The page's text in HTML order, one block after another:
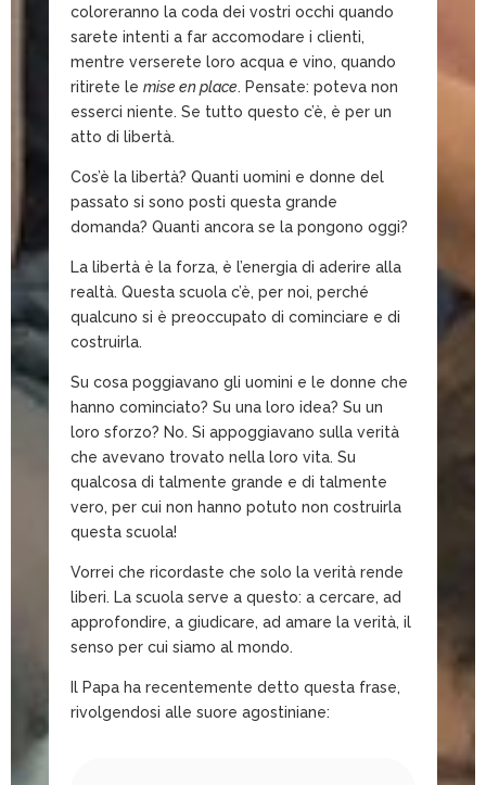
coloreranno la coda dei vostri occhi quando
sarete intenti a far accomodare i clienti,
mentre verserete loro acqua e vino, quando
ritirete le mise en place. Pensate: poteva non
esserci niente. Se tutto questo c’è, è per un
atto di libertà.
Cos’è la libertà? Quanti uomini e donne del
passato si sono posti questa grande
domanda? Quanti ancora se la pongono oggi?
La libertà è la forza, è l’energia di aderire alla
realtà. Questa scuola c’è, per noi, perché
qualcuno si è preoccupato di cominciare e di
costruirla.
Su cosa poggiavano gli uomini e le donne che
hanno cominciato? Su una loro idea? Su un
loro sforzo? No. Si appoggiavano sulla verità
che avevano trovato nella loro vita. Su
qualcosa di talmente grande e di talmente
vero, per cui non hanno potuto non costruirla
questa scuola!
Vorrei che ricordaste che solo la verità rende
liberi. La scuola serve a questo: a cercare, ad
approfondire, a giudicare, ad amare la verità, il
senso per cui siamo al mondo.
Il Papa ha recentemente detto questa frase,
rivolgendosi alle suore agostiniane: